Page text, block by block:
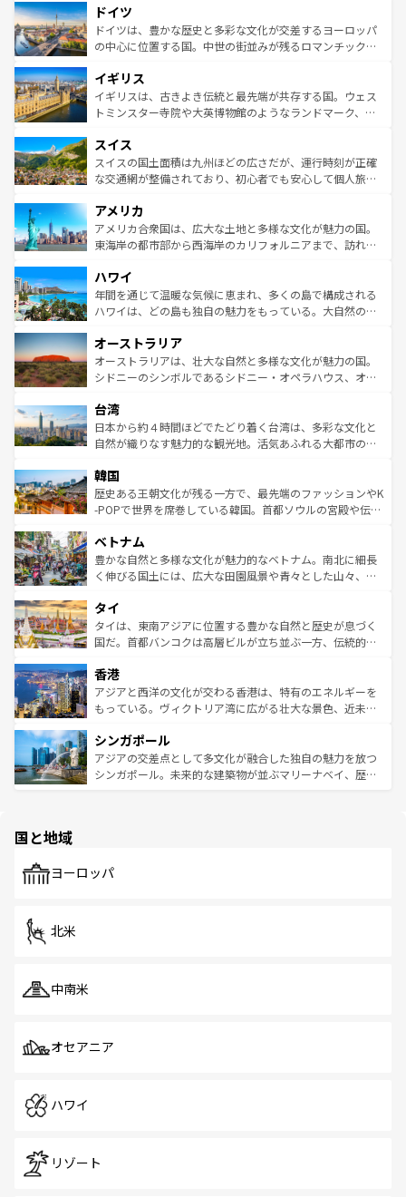
せる。地方によって風土や気候が異なるスペインはその個
性で訪れる人を魅了する。 なお、新着のスペイン情報は コ
ンテンツ一覧を参照してほしい。
で、幅広い魅力が詰まっている。華麗な宮殿、歴史的な大
聖堂、美しいビーチ、そして豊かな自然が、訪れる者を心
から魅了する。また、フランスは美食の国としても知ら
いる。シャンパンの発祥地であるランス、プロヴァンスの
香り高いラベンダー畑など、多彩な楽しみ方が可能だ。さ
らに、パリ以外の地域にも魅力が溢れており、どの街角に
れる地方に足を運ぶとそれぞれで全く異なる文化を体験で
きるだろう。 なお、新着のフランス情報はコンテンツ一覧
を参照してほしい。
ドイツ
ドイツは、豊かな歴史と多彩な文化が交差するヨーロッパ
の中心に位置する国。中世の街並みが残るロマンチック街
顔を持つこの国は、どこを歩いても飽きることがない。ベ
ルリンの文化的活気、バイエルン州のアルプスの絶景、そ
してライン川沿いのワイン畑といった風景は必見。ビール
は、お酒好きな人にはぜひ体験してほしい。 なお、新着の
ドイツ情報はコンテンツ一覧を参照してほしい。
イギリス
イギリスは、古きよき伝統と最先端が共存する国。ウェス
トミンスター寺院や大英博物館のようなランドマーク、歴
リアごとに異なる魅力がある。また、優雅なアフタヌーン
ティー、ビール好きにはたまらない英国パブ、サッカー観
戦など、本場だからこそできる体験も豊富。イギリスを旅
ンツ一覧を参照してほしい。
スイス
スイスの国土面積は九州ほどの広さだが、運行時刻が正確
な交通網が整備されており、初心者でも安心して個人旅行
の建物がそのまま残る町や、スイスならではのユニークな
博物館もあり、アルプス観光だけでなく町歩きも満喫する
ことができる。国民の所得が高いため物価も高いが、旅行
ば市内交通費無料で観光を楽しむこともできる。 なお、新
着のスイス情報はコンテンツ一覧 を参照してほしい。
アメリカ
アメリカ合衆国は、広大な土地と多様な文化が魅力の国。
東海岸の都市部から西海岸のカリフォルニアまで、訪れる
のような巨大都市は、観光、ショッピング、エンターテイ
ンメントが詰まった刺激的なスポットだ。一方、アメリカ
西部には大自然が広がり、グランドキャニオンやイエロー
部のニューオーリンズでは、音楽と美食が融合した独特の
文化が魅力。旅行者はアメリカの各地域で異なる魅力を楽
しみながら、その多様性と豊かな歴史を感じることができ
ならではの贅沢な旅のスタイルだ。 なお、新着のアメリカ
情報はコンテンツ一覧を参照してほしい。
ハワイ
年間を通じて温暖な気候に恵まれ、多くの島で構成される
ハワイは、どの島も独自の魅力をもっている。大自然の神
ワイ島は見逃せない。また、定番の観光地といえばオアフ
島だが、静かな自然を求めるならマウイ島やカウアイ島が
おすすめ。エメラルドグリーンに輝く海をはじめ、豊かな
れるおもてなしの心で訪れる人々を迎えてくれるハワイの
人々、おいしいローカルフードやハワイアンミュージッ
ク、伝統的なフラダンスなど、すべてがハワイの魅力を彩
ワイを、存分に味わってほしい。 なお、新着のハワイ情報
はコンテンツ一覧を参照してほしい。
オーストラリア
オーストラリアは、壮大な自然と多様な文化が魅力の国。
シドニーのシンボルであるシドニー・オペラハウス、オー
リアリーフや大陸中央部にそびえるウルル（エアーズロッ
ク）、タスマニアの美しい原生林やケアンズの熱帯雨林な
ど、見どころがたくさん。また、カフェやワイン、オージ
いる。アクティビティも充実しており、サーフィンやダイ
ビング、ハイキングなど、アウトドア好きにはたまらな
い。オーストラリアの多彩な魅力を存分に味わいつくそ
参照してほしい。
台湾
日本から約４時間ほどでたどり着く台湾は、多彩な文化と
自然が織りなす魅力的な観光地。活気あふれる大都市の台
ン）、静ひつな山岳地帯である台湾東部など、都市の喧騒
と山間の静けさが共存しており、訪れる人に新しい発見と
驚きをもたらしてくれる。また、奥深い台湾の食文化も魅
容にもいいと評判のスイーツなど、バラエティ豊かな料理
が味わえる。 なお、新着の台湾情報は コンテンツ一覧を参
照してほしい。
韓国
歴史ある王朝文化が残る一方で、最先端のファッションやK
-POPで世界を席巻している韓国。首都ソウルの宮殿や伝統
き、地方に足を延ばせば四季折々の自然美を楽しむことが
できる。そして、キムチや焼肉、絶品のストリートフード
まで、さまざまな韓国料理が待っている。夜には、韓国な
リティに包まれながら、韓国の多彩な魅力を心ゆくまで味
わってみてほしい。 なお、新着の韓国情報はコンテンツ一
覧を参照してほしい。
ベトナム
豊かな自然と多様な文化が魅力的なベトナム。南北に細長
く伸びる国土には、広大な田園風景や青々とした山々、世
急速な発展と共に伝統が息づく。ハノイの古い町並みやホ
ーチミン市のフランス統治時代の建物も、独特の雰囲気を
醸し出している。また、バラエティの豊かさとおいしさで
とつ。フォーやバインミー、ベトナムコーヒーなどは、ぜ
ひ現地で味わいたい。どの地域を訪れてもあたたかい人々
が旅行者を迎えてくれるので、きっと忘れられない旅にな
参照してほしい。
タイ
タイは、東南アジアに位置する豊かな自然と歴史が息づく
国だ。首都バンコクは高層ビルが立ち並ぶ一方、伝統的な
の活気が交差している。北部ではチェンマイなどの山岳地
帯で自然と触れ合い、南部ではプーケットやクラビの美し
いビーチでリゾート気分を楽しむことができる。タイ料理
激する。気候は一年中温暖で、どの季節にも異なる楽しみ
が待っている。親しみやすいタイの人々、仏教を中心とし
た文化、そして多様な観光資源が、訪れる旅人を魅了し続
香港
アジアと西洋の文化が交わる香港は、特有のエネルギーを
もっている。ヴィクトリア湾に広がる壮大な景色、近未来
み、どこを訪れても感動するはず。観光スポットが密集し
ており、効率よく見どころを回れるのも魅力。息をのむよ
うな絶景から文化的な体験まで、香港を存分に楽しみ尽く
シンガポール
アジアの交差点として多文化が融合した独自の魅力を放つ
シンガポール。未来的な建築物が並ぶマリーナベイ、歴史
で、ホーカーズは地元の風情を楽しめる外せないスポット
国と地域
ヨーロッパ
北米
中南米
オセアニア
ハワイ
リゾート